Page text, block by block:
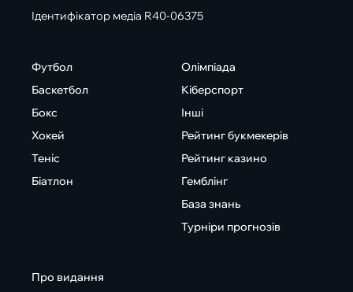
Ідентифікатор медіа R40-06375
Футбол
Баскетбол
Бокс
Хокей
Теніс
Біатлон
Олімпіада
Кіберспорт
Інші
Рейтинг букмекерів
Рейтинг казино
Гемблінг
База знань
Турніри прогнозів
Про видання